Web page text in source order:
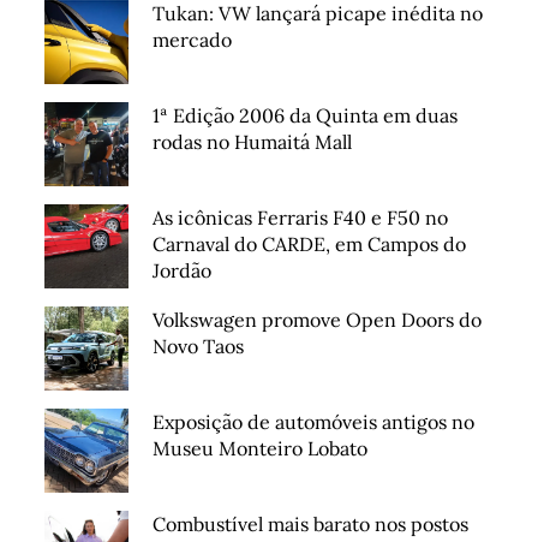
Tukan: VW lançará picape inédita no
mercado
1ª Edição 2006 da Quinta em duas
rodas no Humaitá Mall
As icônicas Ferraris F40 e F50 no
Carnaval do CARDE, em Campos do
Jordão
Volkswagen promove Open Doors do
Novo Taos
Exposição de automóveis antigos no
Museu Monteiro Lobato
Combustível mais barato nos postos